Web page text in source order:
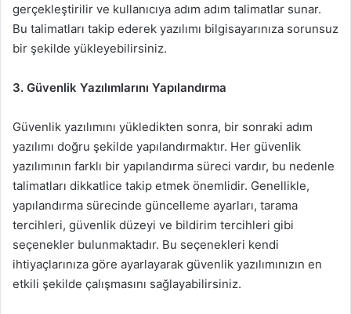
gerçekleştirilir ve kullanıcıya adım adım talimatlar sunar.
Bu talimatları takip ederek yazılımı bilgisayarınıza sorunsuz
bir şekilde yükleyebilirsiniz.
3. Güvenlik Yazılımlarını Yapılandırma
Güvenlik yazılımını yükledikten sonra, bir sonraki adım
yazılımı doğru şekilde yapılandırmaktır. Her güvenlik
yazılımının farklı bir yapılandırma süreci vardır, bu nedenle
talimatları dikkatlice takip etmek önemlidir. Genellikle,
yapılandırma sürecinde güncelleme ayarları, tarama
tercihleri, güvenlik düzeyi ve bildirim tercihleri gibi
seçenekler bulunmaktadır. Bu seçenekleri kendi
ihtiyaçlarınıza göre ayarlayarak güvenlik yazılımınızın en
etkili şekilde çalışmasını sağlayabilirsiniz.